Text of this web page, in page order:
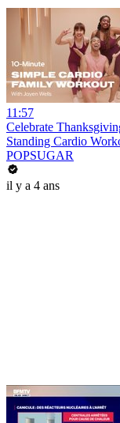
11:57
Celebrate
Standing Cardio
POPSUGAR
il y a 4 ans